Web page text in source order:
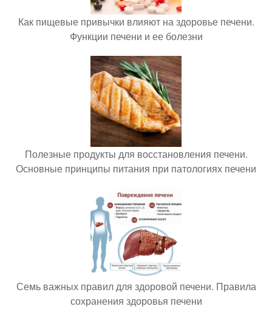
Как пищевые привычки влияют на здоровье печени.
Функции печени и ее болезни
Полезные продукты для восстановления печени.
Основные принципы питания при патологиях печени
Семь важных правил для здоровой печени. Правила
сохранения здоровья печени